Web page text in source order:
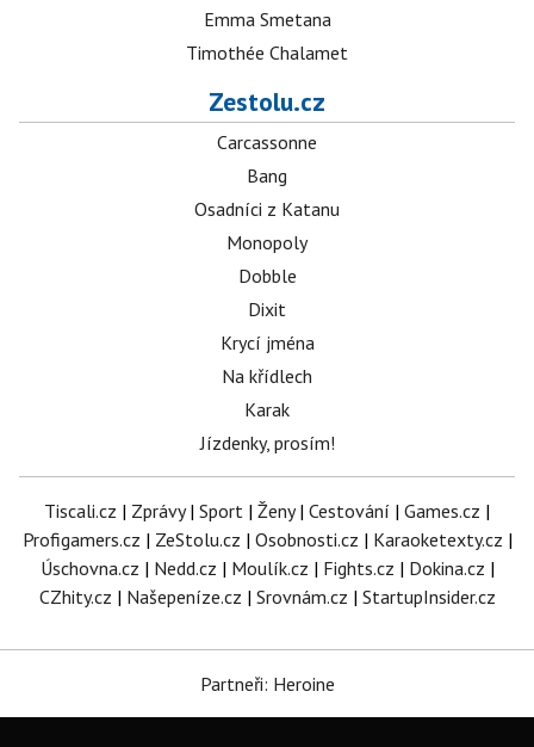
Emma Smetana
Timothée Chalamet
Zestolu.cz
Carcassonne
Bang
Osadníci z Katanu
Monopoly
Dobble
Dixit
Krycí jména
Na křídlech
Karak
Jízdenky, prosím!
Tiscali.cz | Zprávy| Sport | Ženy| Cestování | Games.cz |
Profigamers.cz | ZeStolu.cz | Osobnosti.cz | Karaoketexty.cz |
Úschovna.cz | Nedd.cz | Moulík.cz | Fights.cz | Dokina.cz |
CZhity.cz | Našepeníze.cz | Srovnám.cz | StartupInsider.cz
Partneři: Heroine